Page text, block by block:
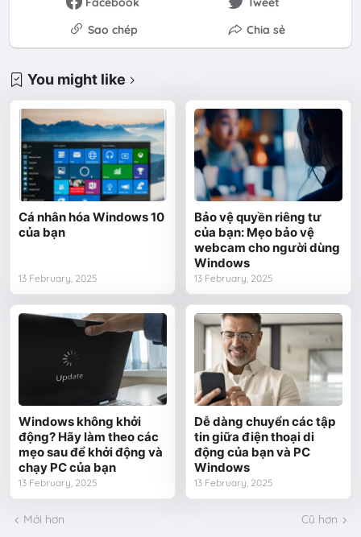
Sao chép
Chia sẻ
You might like
Cá nhân hóa Windows 10
của bạn
13 February, 2025
Bảo vệ quyền riêng tư
của bạn: Mẹo bảo vệ
webcam cho người dùng
Windows
13 February, 2025
Windows không khởi
động? Hãy làm theo các
mẹo sau để khởi động và
chạy PC của bạn
13 February, 2025
Dễ dàng chuyển các tập
tin giữa điện thoại di
động của bạn và PC
Windows
13 February, 2025
Mới hơn Cũ hơn